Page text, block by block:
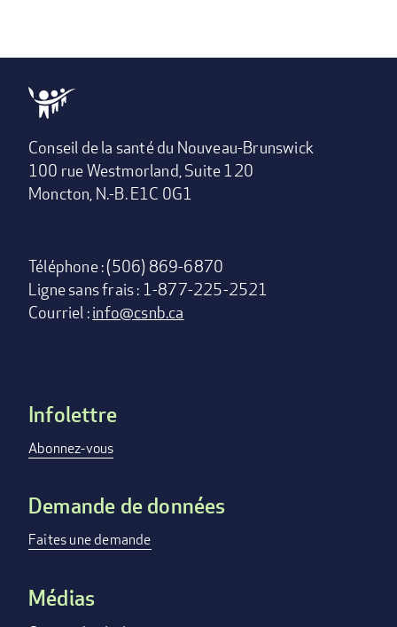
Conseil de la santé du Nouveau-Brunswick
100 rue Westmorland, Suite 120
Moncton, N.-B. E1C 0G1
Téléphone : (506) 869-6870
Ligne sans frais : 1-877-225-2521
Courriel :info@csnb.ca
Footer
menu
Infolettre
Abonnez-vous
Demande de données
Faites une demande
Médias